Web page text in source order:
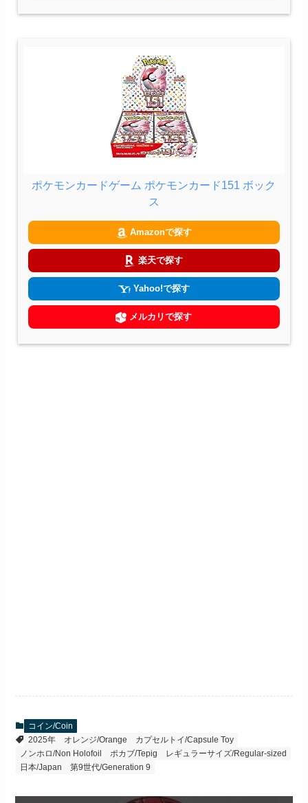
ポケモンカードゲーム ポケモンカード151 ボック
ス
Amazonで探す
楽天で探す
Yahoo!で探す
メルカリで探す
コイン/Coin
2025年
オレンジ/Orange
カプセルトイ/Capsule Toy
ノンホロ/Non Holofoil
ポカブ/Tepig
レギュラーサイズ/Regular-sized
日本/Japan
第9世代/Generation 9